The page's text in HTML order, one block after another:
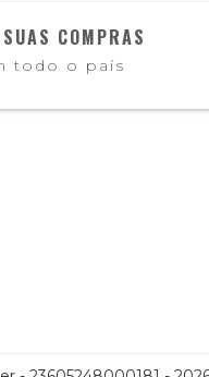
COMPRAS
todo o país